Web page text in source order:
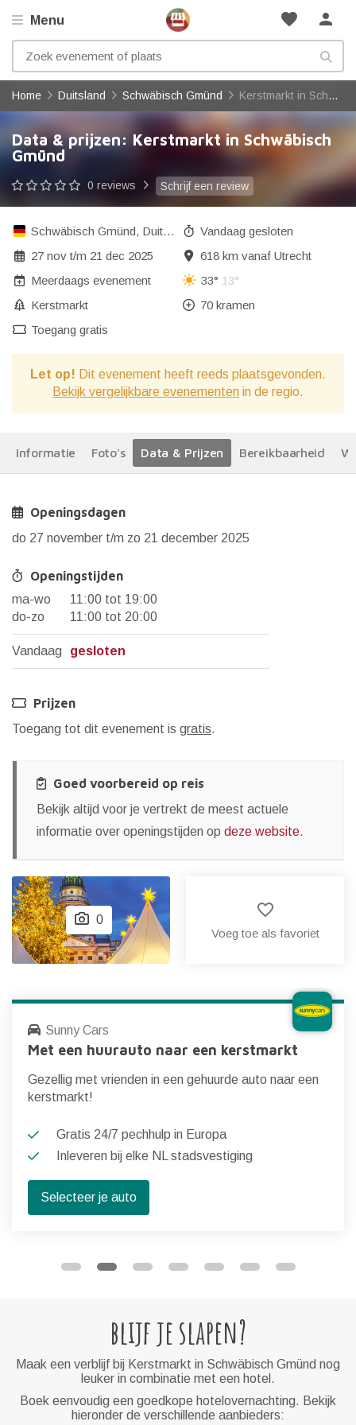
favorite person
Menu
Home Duitsland Schwäbisch Gmünd Kerstmarkt in Schwäbisch Gmünd
Data & prijzen: Kerstmarkt in Schwäbisch
Gmünd
0 reviews Schrijf een review
Schwäbisch Gmünd, Duitsland
27 novt/m 21 dec 2025
Meerdaags evenement
Kerstmarkt
Toegang gratis
Vandaag gesloten
618 km vanaf Utrecht
33° 13°
70 kramen
Let op! Dit evenement heeft reeds plaatsgevonden.
Bekijk vergelijkbare evenementen in de regio.
Informatie Foto's Data & Prijzen Bereikbaarheid
Openingsdagen
do 27 november t/m zo 21 december 2025
Openingstijden
ma-wo
11:00 tot 19:00
do-zo
11:00 tot 20:00
Vandaag gesloten
Prijzen
Toegang tot dit evenement is gratis.
Goed voorbereid op reis
Bekijk altijd voor je vertrekt de meest actuele
informatie over openingstijden op deze website.
0
favorite_border
Voeg toe als favoriet
Sunny Cars
Met een huurauto naar een kerstmarkt
Gezellig met vrienden in een gehuurde auto naar een
kerstmarkt!
Gratis 24/7 pechhulp in Europa
Inleveren bij elke NL stadsvestiging
Selecteer je auto
blijf je slapen?
Maak een verblijf bij Kerstmarkt in Schwäbisch Gmünd nog
leuker in combinatie met een hotel.
Boek eenvoudig een goedkope hotelovernachting. Bekijk
hieronder de verschillende aanbieders: